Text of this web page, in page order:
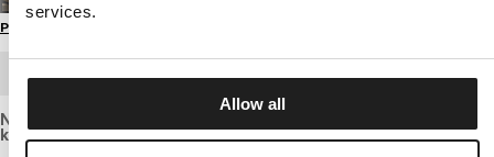
services.
Allow all
Przewodnik po rozmiarach
ZAMÓWIENIE HURTOWE
Nasza kultowa kurtka z lekkiego, oddychającego materiału,
który jest wiatroszczelny i wodoodporny.